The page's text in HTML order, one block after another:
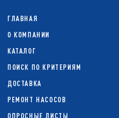
ГЛАВНАЯ
О КОМПАНИИ
КАТАЛОГ
ПОИСК ПО КРИТЕРИЯМ
ДОСТАВКА
РЕМОНТ НАСОСОВ
ОПРОСНЫЕ ЛИСТЫ